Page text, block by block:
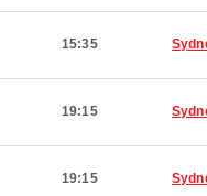
15:35
19:15
19:15